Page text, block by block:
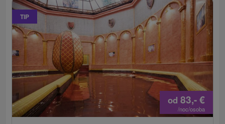
TIP
od 83,-€
/noc/osoba